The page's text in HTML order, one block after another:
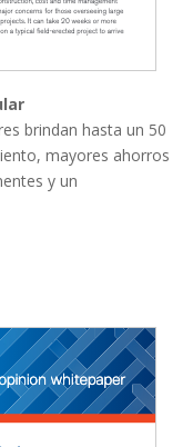
brindan hasta un 50
mayores ahorros
y un